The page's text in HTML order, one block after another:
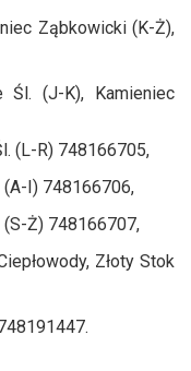
Ząbkowicki (K-Ż),
Śl. (J-K), Kamieniec
(L-R) 748166705,
(A-I) 748166706,
(S-Ż) 748166707,
Złoty Stok